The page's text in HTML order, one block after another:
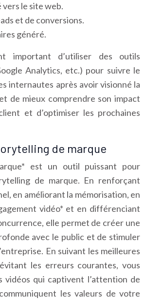
le site web.
et de conversions.
généré.
important d’utiliser des outils
Analytics, etc.) pour suivre le
internautes après avoir visionné la
de mieux comprendre son impact
et d’optimiser les prochaines
de marque
est un outil puissant pour
de marque. En renforçant
en améliorant la mémorisation, en
vidéo* et en différenciant
elle permet de créer une
avec le public et de stimuler
En suivant les meilleures
les erreurs courantes, vous
vidéos qui captivent l’attention de
les valeurs de votre